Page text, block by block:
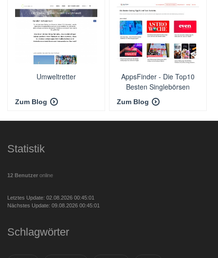
Umweltretter
Zum Blog
AppsFinder - Die Top10
Besten Singlebörsen
Zum Blog
Statistik
12 Benutzer online
Letztes Update: 02.08.2026 00:45:01
Nächstes Update: 09.08.2026 00:45:01
Schlagwörter